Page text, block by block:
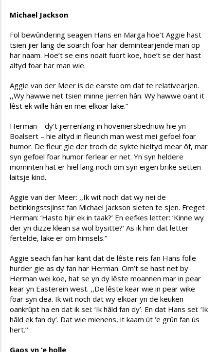
Michael Jackson
Fol bewûndering seagen Hans en Marga hoe’t Aggie hast
tsien jier lang de soarch foar har demintearjende man op
har naam. Hoe’t se eins noait fuort koe, hoe’t se der hast
altyd foar har man wie.
Aggie van der Meer is de earste om dat te relativearjen.
,,Wy hawwe net tsien minne jierren hân. Wy hawwe oant it
lêst ek wille hân en mei elkoar lake.’’
Herman – dy’t jierrenlang in hoveniersbedriuw hie yn
Boalsert – hie altyd in fleurich man west mei gefoel foar
humor. De fleur gie der troch de sykte hieltyd mear ôf, mar
syn gefoel foar humor ferlear er net. Yn syn heldere
mominten hat er hiel lang noch om syn eigen brike setten
laitsje kind.
Aggie van der Meer: ,,Ik wit noch dat wy nei de
betinkingstsjinst fan Michael Jackson sieten te sjen. Freget
Herman: ‘Hasto hjir ek in taak?’ En eefkes letter: ‘Kinne wy
der yn dizze klean sa wol bysitte?’ As ik him dat letter
fertelde, lake er om himsels.’’
Aggie seach fan har kant dat de lêste reis fan Hans folle
hurder gie as dy fan har Herman. Om’t se hast net by
Herman wei koe, hat se yn dy lêste moannen mar in pear
kear yn Easterein west. ,,De lêste kear wie in pear wike
foar syn dea. Ik wit noch dat wy elkoar yn de keuken
oankrûpt ha en dat ik sei: ‘Ik hâld fan dy’. En dat Hans sei: ‘Ik
hâld ek fan dy’. Dat wie mienens, it kaam út ‘e grûn fan ús
hert.’’
Gaos yn ’e holle